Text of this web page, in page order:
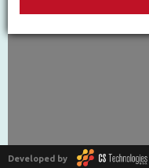
Developed by